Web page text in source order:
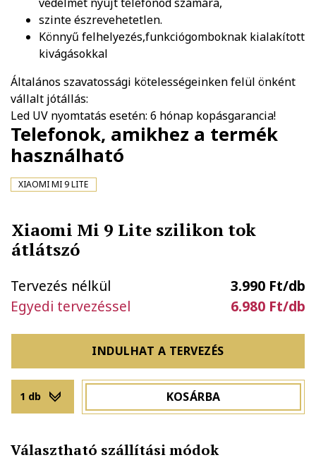
szinte észrevehetetlen.
Könnyű felhelyezés,funkciógomboknak kialakított
kivágásokkal
Általános szavatossági kötelességeinken felül önként
vállalt jótállás:
Led UV nyomtatás esetén: 6 hónap kopásgarancia!
Telefonok, amikhez a termék
használható
XIAOMI MI 9 LITE
Xiaomi Mi 9 Lite szilikon tok
átlátszó
Tervezés nélkül
3.990 Ft/db
Egyedi tervezéssel
6.980 Ft/db
INDULHAT A TERVEZÉS
1 db KOSÁRBA
Választható szállítási módok